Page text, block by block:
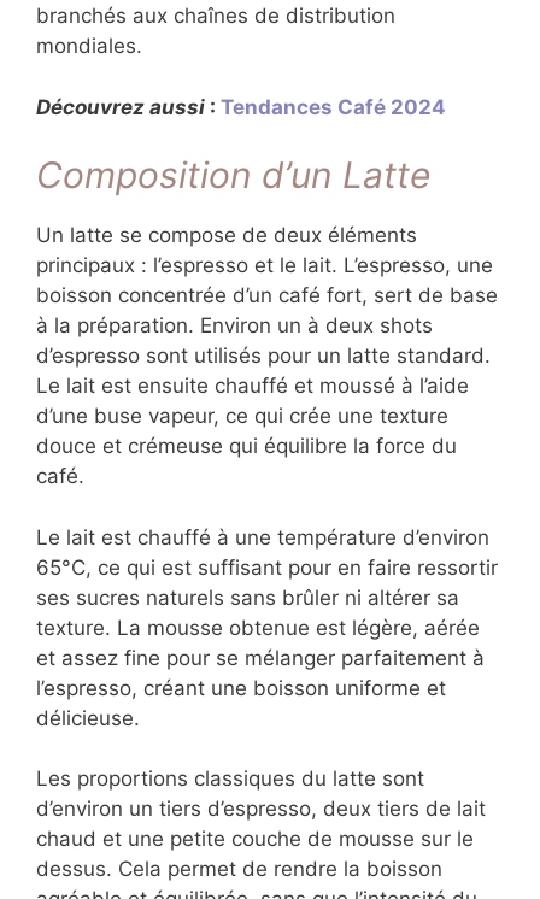
branchés aux chaînes de distribution
mondiales.
Découvrez aussi : Tendances Café 2024
Composition d’un Latte
Un latte se compose de deux éléments
principaux : l’espresso et le lait. L’espresso, une
boisson concentrée d’un café fort, sert de base
à la préparation. Environ un à deux shots
d’espresso sont utilisés pour un latte standard.
Le lait est ensuite chauffé et moussé à l’aide
d’une buse vapeur, ce qui crée une texture
douce et crémeuse qui équilibre la force du
café.
Le lait est chauffé à une température d’environ
65°C, ce qui est suffisant pour en faire ressortir
ses sucres naturels sans brûler ni altérer sa
texture. La mousse obtenue est légère, aérée
et assez fine pour se mélanger parfaitement à
l’espresso, créant une boisson uniforme et
délicieuse.
Les proportions classiques du latte sont
d’environ un tiers d’espresso, deux tiers de lait
chaud et une petite couche de mousse sur le
dessus. Cela permet de rendre la boisson